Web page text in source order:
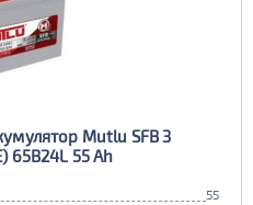
Mutlu SFB 3
65B24L 55 Ah
55